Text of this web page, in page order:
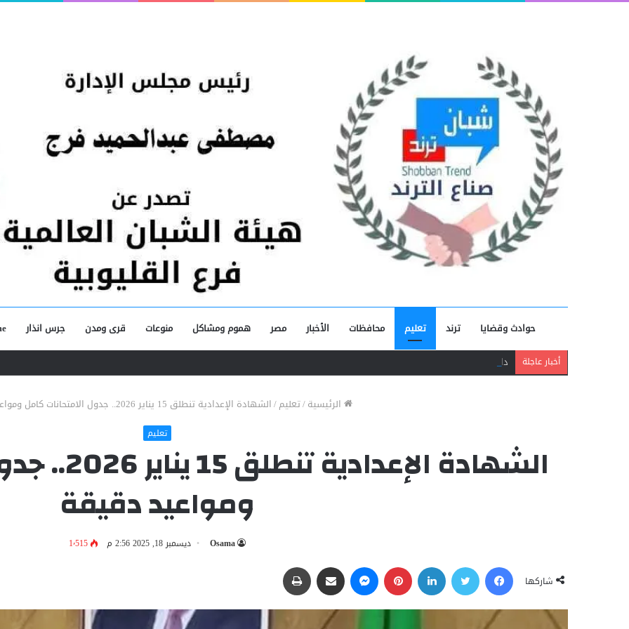
حوادث وقضايا ترند تعليم محافظات الأخبار مصر هموم ومشاكل منوعات قرى ومدن جرس انذار
أخبار عاجلة دافع عن بائعة فدفع حياته ثمنًا.. مصرع شاب برصاص آخر في الخصوص
الرئيسية/تعليم/الشهادة الإعدادية تنطلق 15 يناير 2026.. جدول الامتحانات كامل ومواعيد دقيقة
تعليم
الشهادة
ومواعيد دقيقة
Osama ديسمبر 18, 2025 2:56 م 1٬515
شاركها